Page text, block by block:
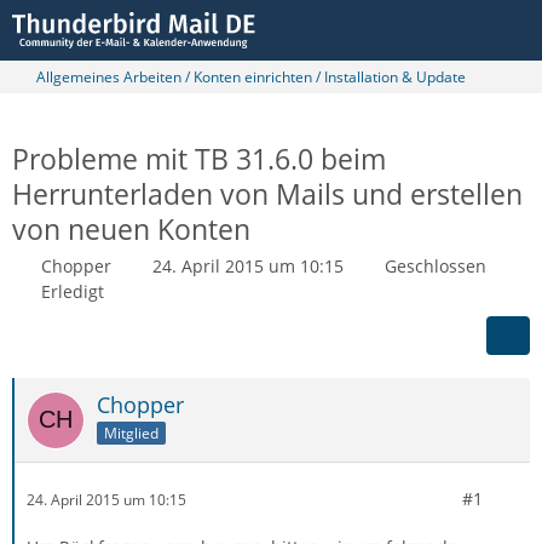
Allgemeines Arbeiten / Konten einrichten / Installation & Update
Probleme mit TB 31.6.0 beim
Herrunterladen von Mails und erstellen
von neuen Konten
Chopper 24. April 2015 um 10:15
Geschlossen
Erledigt
Chopper
Mitglied
24. April 2015 um 10:15 #1